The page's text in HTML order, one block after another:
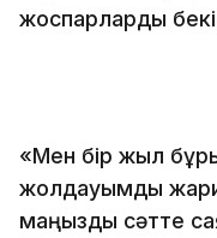
жоспарларды
«Мен бір жыл
жолдауымды
маңызды сәтте